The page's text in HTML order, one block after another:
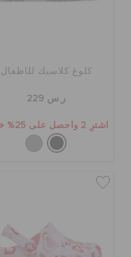
كلوغ كلاسيك للأطفال
ر.س 229
اشترِ 2 واحصل على 25% خصم